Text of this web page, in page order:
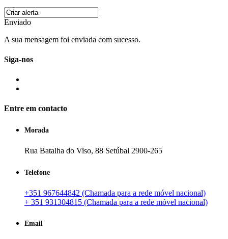
Enviado
A sua mensagem foi enviada com sucesso.
Siga-nos
Entre em contacto
Morada
Rua Batalha do Viso, 88 Setúbal 2900-265
Telefone
+351 967644842 (Chamada para a rede móvel nacional)
+ 351 931304815 (Chamada para a rede móvel nacional)
Email